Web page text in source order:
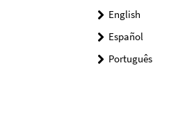
English
Español
Português